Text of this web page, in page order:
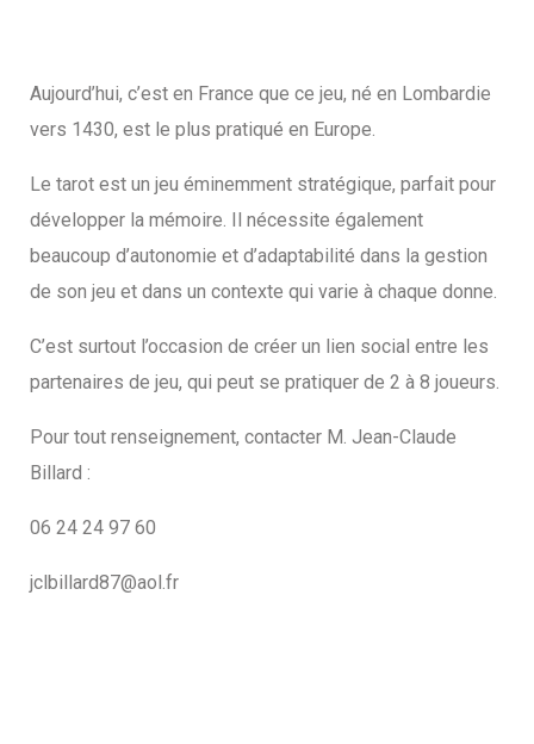
Aujourd’hui, c’est en France que ce jeu, né en Lombardie
vers 1430, est le plus pratiqué en Europe.
Le tarot est un jeu éminemment stratégique, parfait pour
développer la mémoire. Il nécessite également
beaucoup d’autonomie et d’adaptabilité dans la gestion
de son jeu et dans un contexte qui varie à chaque donne.
C’est surtout l’occasion de créer un lien social entre les
partenaires de jeu, qui peut se pratiquer de 2 à 8 joueurs.
Pour tout renseignement, contacter M. Jean-Claude
Billard :
06 24 24 97 60
jclbillard87@aol.fr